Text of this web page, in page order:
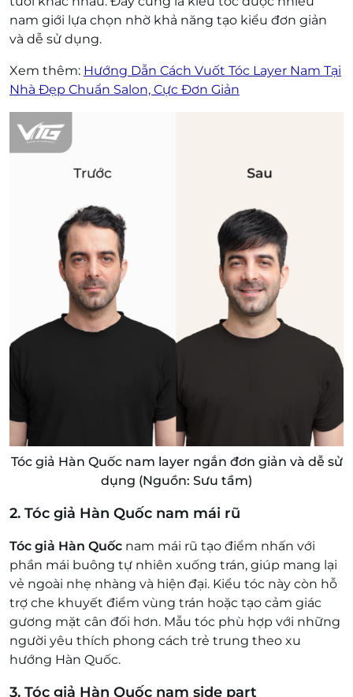
nam giới lựa chọn nhờ khả năng tạo kiểu đơn giản
và dễ sử dụng.
Xem thêm: Hướng Dẫn Cách Vuốt Tóc Layer Nam Tại
Nhà Đẹp Chuẩn Salon, Cực Đơn Giản
Tóc giả Hàn Quốc nam layer ngắn đơn giản và dễ sử
dụng (Nguồn: Sưu tầm)
2. Tóc giả Hàn Quốc nam mái rũ
Tóc giả Hàn Quốc nam mái rũ tạo điểm nhấn với
phần mái buông tự nhiên xuống trán, giúp mang lại
vẻ ngoài nhẹ nhàng và hiện đại. Kiểu tóc này còn hỗ
trợ che khuyết điểm vùng trán hoặc tạo cảm giác
gương mặt cân đối hơn. Mẫu tóc phù hợp với những
người yêu thích phong cách trẻ trung theo xu
hướng Hàn Quốc.
3. Tóc giả Hàn Quốc nam side part